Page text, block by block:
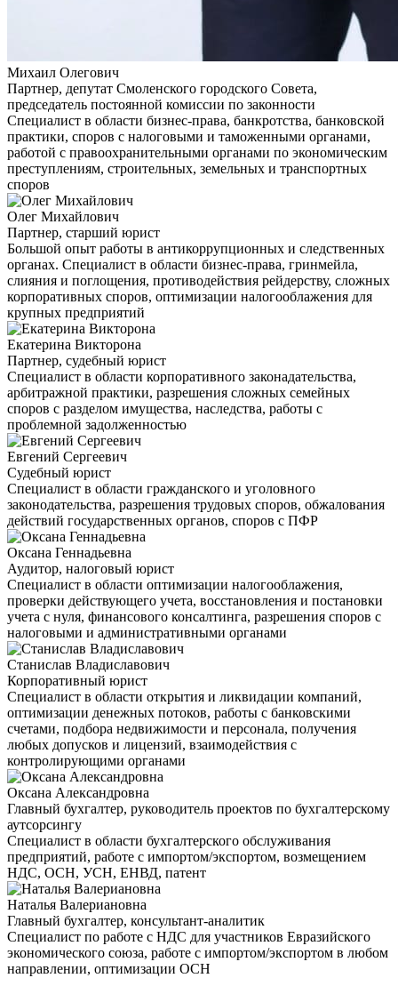
Михаил Олегович
Партнер, депутат Смоленского городского Совета,
председатель постоянной комиссии по законности
Специалист в области бизнес-права, банкротства, банковской
практики, споров с налоговыми и таможенными органами,
работой с правоохранительными органами по экономическим
преступлениям, строительных, земельных и транспортных
споров
Олег Михайлович
Партнер, старший юрист
Большой опыт работы в антикоррупционных и следственных
органах. Специалист в области бизнес-права, гринмейла,
слияния и поглощения, противодействия рейдерству, сложных
корпоративных споров, оптимизации налогооблажения для
крупных предприятий
Екатерина Викторона
Партнер, судебный юрист
Специалист в области корпоративного законадательства,
арбитражной практики, разрешения сложных семейных
споров с разделом имущества, наследства, работы с
проблемной задолженностью
Евгений Сергеевич
Судебный юрист
Специалист в области гражданского и уголовного
законодательства, разрешения трудовых споров, обжалования
действий государственных органов, споров с ПФР
Оксана Геннадьевна
Аудитор, налоговый юрист
Специалист в области оптимизации налогооблажения,
проверки действующего учета, восстановления и постановки
учета с нуля, финансового консалтинга, разрешения споров с
налоговыми и административными органами
Станислав Владиславович
Корпоративный юрист
Специалист в области открытия и ликвидации компаний,
оптимизации денежных потоков, работы с банковскими
счетами, подбора недвижимости и персонала, получения
любых допусков и лицензий, взаимодействия с
контролирующими органами
Оксана Александровна
Главный бухгалтер, руководитель проектов по бухгалтерскому
аутсорсингу
Специалист в области бухгалтерского обслуживания
предприятий, работе с импортом/экспортом, возмещением
НДС, ОСН, УСН, ЕНВД, патент
Наталья Валериановна
Главный бухгалтер, консультант-аналитик
Специалист по работе с НДС для участников Евразийского
экономического союза, работе с импортом/экспортом в любом
направлении, оптимизации ОСН